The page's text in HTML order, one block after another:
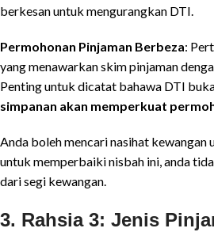
berkesan untuk mengurangkan DTI.
Permohonan Pinjaman Berbeza:
yang menawarkan skim pinjaman
Penting untuk dicatat bahawa DTI
simpanan akan memperkuat
Anda boleh mencari nasihat
untuk memperbaiki nisbah ini, anda
dari segi kewangan.
3. Rahsia 3: Jenis